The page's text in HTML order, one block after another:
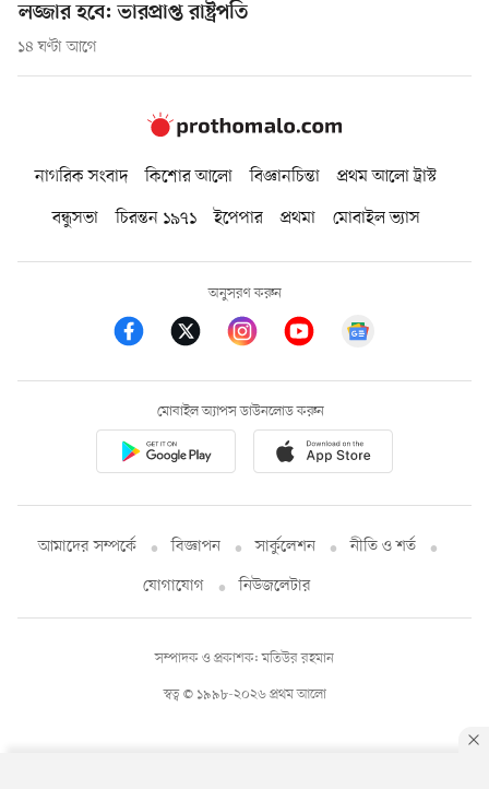
লজ্জার হবে: ভারপ্রাপ্ত রাষ্ট্রপতি
১৪ ঘণ্টা আগে
নাগরিক সংবাদ কিশোর আলো বিজ্ঞানচিন্তা
প্রথম আলো ট্রাস্ট
বন্ধুসভা
চিরন্তন ১৯৭১ ইপেপার প্রথমা মোবাইল ভ্যাস
অনুসরণ করুন
মোবাইল অ্যাপস ডাউনলোড করুন
আমাদের সম্পর্কে বিজ্ঞাপন সার্কুলেশন
নীতি ও শর্ত
যোগাযোগ
নিউজলেটার
স্বত্ব © ১৯৯৮-২০২৬ প্রথম আলো
সম্পাদক ও প্রকাশক: মতিউর রহমান